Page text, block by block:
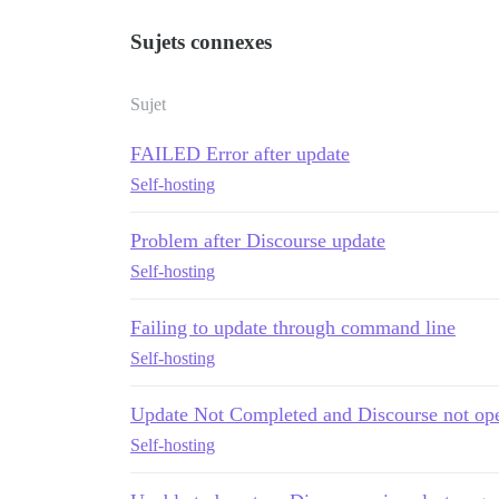
Sujets connexes
Sujet
FAILED Error after update
Self-hosting
Problem after Discourse update
Self-hosting
Failing to update through command line
Self-hosting
Update Not Completed and Discourse not
Self-hosting